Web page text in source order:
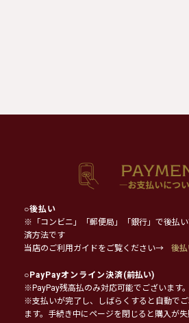
○後払い
※「コンビニ」「郵便局」「銀行」で後払
済方法です
当店のご利用ガイドをご覧ください→
後
○PayPayオンライン決済(前払い)
※PayPay残高払のみ対応可能でございます。
※支払いが完了し、しばらくすると自動で
ます。手続き中にページを閉じると購入が